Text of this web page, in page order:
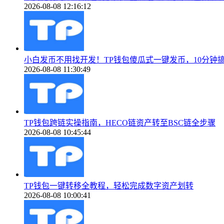
2026-08-08 12:16:12
小白发币不用找开发！TP钱包傻瓜式一键发币，10分钟
2026-08-08 11:30:49
TP钱包跨链实操指南，HECO链资产转至BSC链全步骤
2026-08-08 10:45:44
TP钱包一键转移全教程，轻松完成数字资产划转
2026-08-08 10:00:41